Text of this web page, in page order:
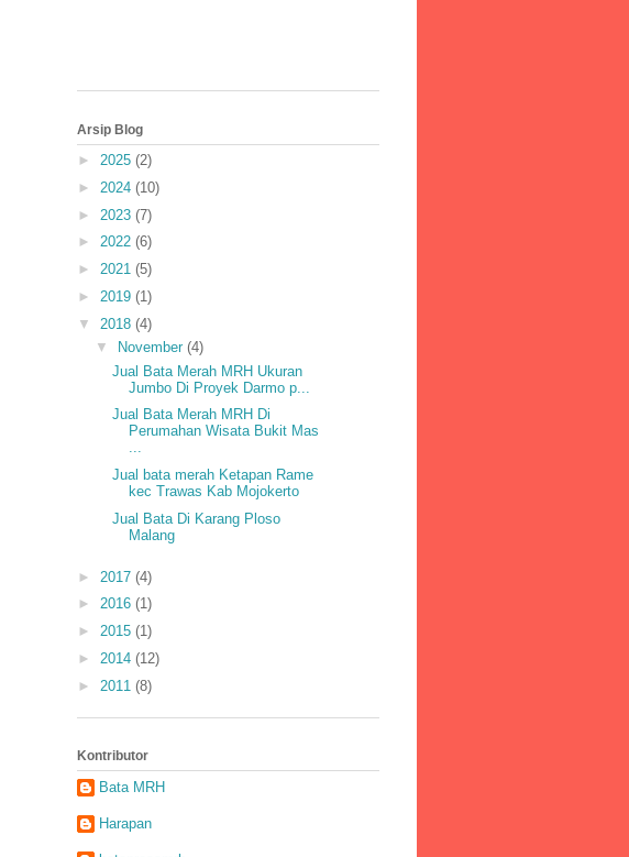
Arsip Blog
► 2025 (2)
► 2024 (10)
► 2023 (7)
► 2022 (6)
► 2021 (5)
► 2019 (1)
▼ 2018 (4)
▼
November (4)
Jual Bata Merah MRH Ukuran
Jumbo Di Proyek Darmo p...
Jual Bata Merah MRH Di
Perumahan Wisata Bukit Mas
...
Jual bata merah Ketapan Rame
kec Trawas Kab Mojokerto
Jual Bata Di Karang Ploso
Malang
► 2017 (4)
► 2016 (1)
► 2015 (1)
► 2014 (12)
► 2011 (8)
Kontributor
Bata MRH
Harapan